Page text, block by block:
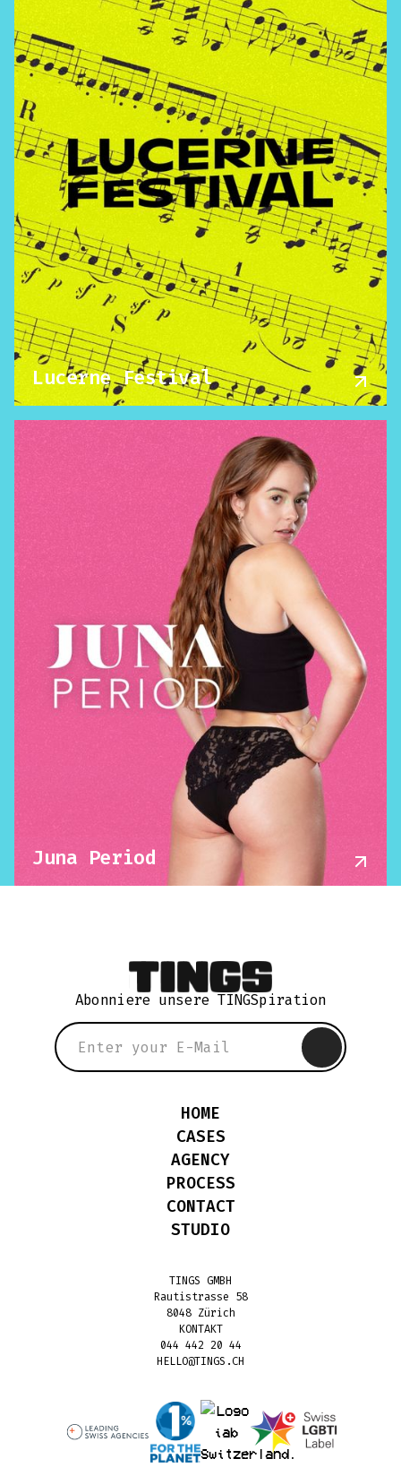
Lucerne Festival
Juna Period
Abonniere unsere TINGSpiration
HOME
CASES
AGENCY
PROCESS
CONTACT
STUDIO
TINGS GMBH
Rautistrasse 58
8048 Zürich
KONTAKT
044 442 20 44
HELLO@TINGS.CH